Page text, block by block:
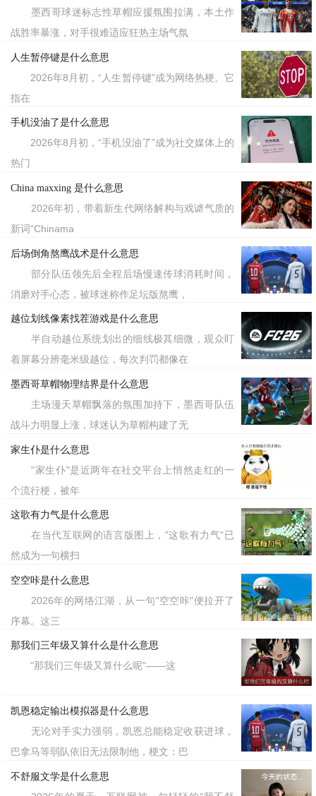
标签：有的兄弟，有的
墨西哥球迷标志性草帽应援氛围拉满，本土作
战胜率暴涨，对手很难适应狂热主场气氛
人生暂停键是什么意思
2026年8月初，“人生暂停键”成为网络热梗。它
指在
手机没油了是什么意思
2026年8月初，“手机没油了”成为社交媒体上的
热门
China maxxing 是什么意思
2026年初，带着新生代网络解构与戏谑气质的
新词“Chinama
后场倒角熬鹰战术是什么意思
部分队伍领先后全程后场慢速传球消耗时间，
消磨对手心态，被球迷称作足坛版熬鹰，
越位划线像素找茬游戏是什么意思
半自动越位系统划出的细线极其细微，观众盯
着屏幕分辨毫米级越位，每次判罚都像在
墨西哥草帽物理结界是什么意思
主场漫天草帽飘落的氛围加持下，墨西哥队伍
战斗力明显上涨，球迷认为草帽构建了无
家生仆是什么意思
"家生仆"是近两年在社交平台上悄然走红的一
个流行梗，被年
这歌有力气是什么意思
在当代互联网的语言版图上，"这歌有力气"已
然成为一句横扫
空空咔是什么意思
2026年的网络江湖，从一句"空空咔"便拉开了
序幕。这三
那我们三年级又算什么是什么意思
"那我们三年级又算什么呢"——这
凯恩稳定输出模拟器是什么意思
无论对手实力强弱，凯恩总能稳定收获进球，
巴拿马等弱队依旧无法限制他，梗文：巴
‌不舒服文学是什么意思